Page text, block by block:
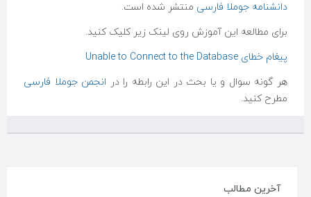
دانشنامه جوملا فارسی منتشر شده است.
برای مطالعه این آموزش روی لینک‌ زیر کلیک کنید.
پیغام خطای Unable to Connect to the Database
هر گونه سوال و یا بحث در این رابطه را در انجمن جوملا فارسی
مطرح کنید.
آخرین مطالب